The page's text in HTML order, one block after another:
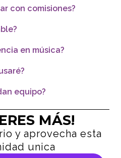
con comisiones?
en música?
equipo?
MÁS!
y aprovecha esta
unica